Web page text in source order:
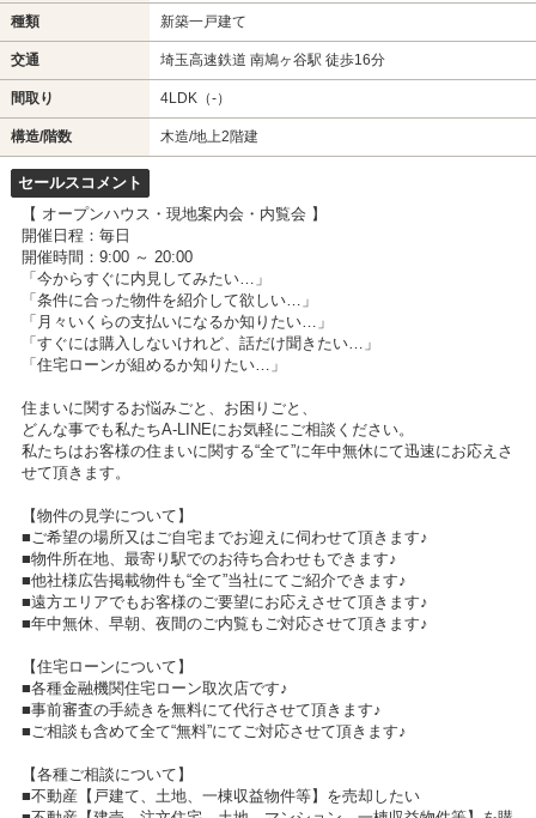
種類 新築一戸建て
交通 埼玉高速鉄道 南鳩ヶ谷駅 徒歩16分
間取り 4LDK（-）
構造/階数 木造/地上2階建
セールスコメント
【 オープンハウス・現地案内会・内覧会 】
開催日程：毎日
開催時間：9:00 ～ 20:00
「今からすぐに内見してみたい…」
「条件に合った物件を紹介して欲しい…」
「月々いくらの支払いになるか知りたい…」
「すぐには購入しないけれど、話だけ聞きたい…」
「住宅ローンが組めるか知りたい…」
住まいに関するお悩みごと、お困りごと、
どんな事でも私たちA-LINEにお気軽にご相談ください。
私たちはお客様の住まいに関する“全て”に年中無休にて迅速にお応えさ
せて頂きます。
【物件の見学について】
■ご希望の場所又はご自宅までお迎えに伺わせて頂きます♪
■物件所在地、最寄り駅でのお待ち合わせもできます♪
■他社様広告掲載物件も“全て”当社にてご紹介できます♪
■遠方エリアでもお客様のご要望にお応えさせて頂きます♪
■年中無休、早朝、夜間のご内覧もご対応させて頂きます♪
【住宅ローンについて】
■各種金融機関住宅ローン取次店です♪
■事前審査の手続きを無料にて代行させて頂きます♪
■ご相談も含めて全て“無料”にてご対応させて頂きます♪
【各種ご相談について】
■不動産【戸建て、土地、一棟収益物件等】を売却したい